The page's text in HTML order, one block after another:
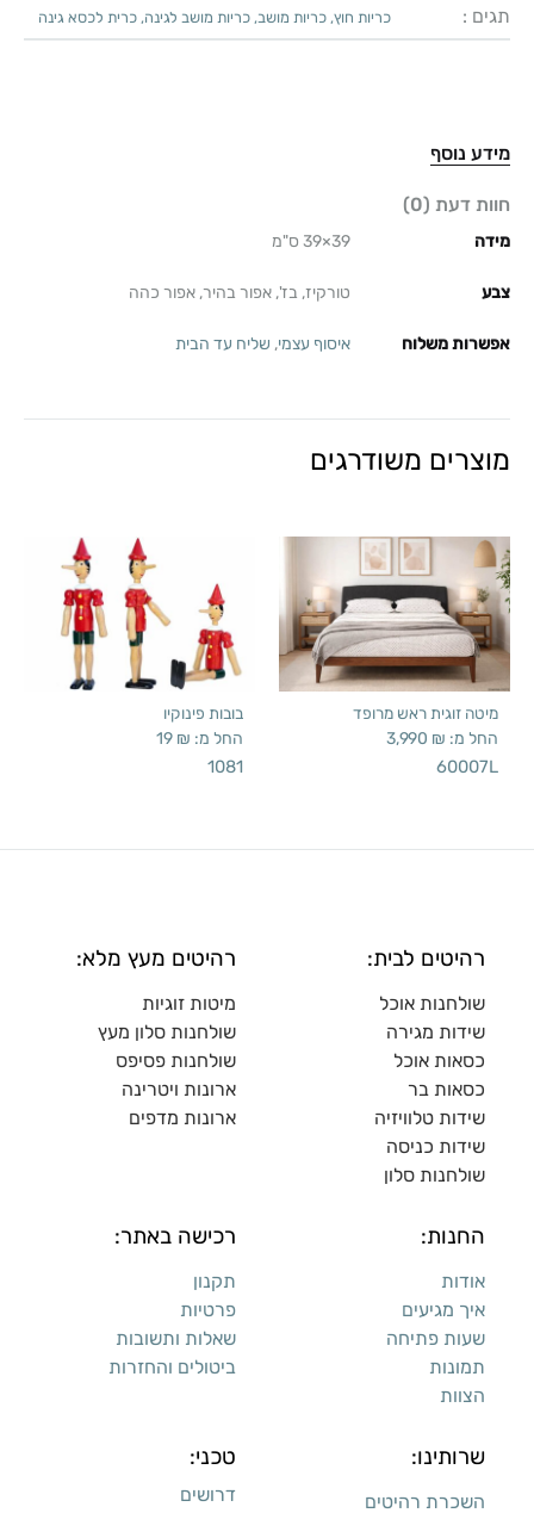
תגים : כריות חוץ, כריות מושב, כריות מושב לגינה, כרית לכסא גינה
מידע נוסף
חוות דעת (0)
מידה 39×39 ס"מ
צבע טורקיז, בז', אפור בהיר, אפור כהה
אפשרות משלוח איסוף עצמי, שליח עד הבית
מוצרים משודרגים
מיטה זוגית ראש מרופד
החל מ: 3,990 ₪
60007L
בובות פינוקיו
החל מ: 19 ₪
1081
רהיטים לבית:
שולחנות אוכל
שידות מגירה
כסאות אוכל
כסאות בר
שידות טלוויזיה
שידות כניסה
שולחנות סלון
רהיטים מעץ מלא:
מיטות זוגיות
שולחנות סלון מעץ
שולחנות פסיפס
ארונות ויטרינה
ארונות מדפים
החנות:
אודות
איך מגיעים
שעות פתיחה
תמונות
הצוות
רכישה באתר:
תקנון
פרטיות
שאלות ותשובות
ביטולים והחזרות
שרותינו:
השכרת רהיטים
טכני:
דרושים